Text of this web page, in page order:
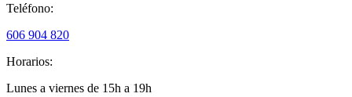
Teléfono:
606 904 820
Horarios:
Lunes a viernes de 15h a 19h